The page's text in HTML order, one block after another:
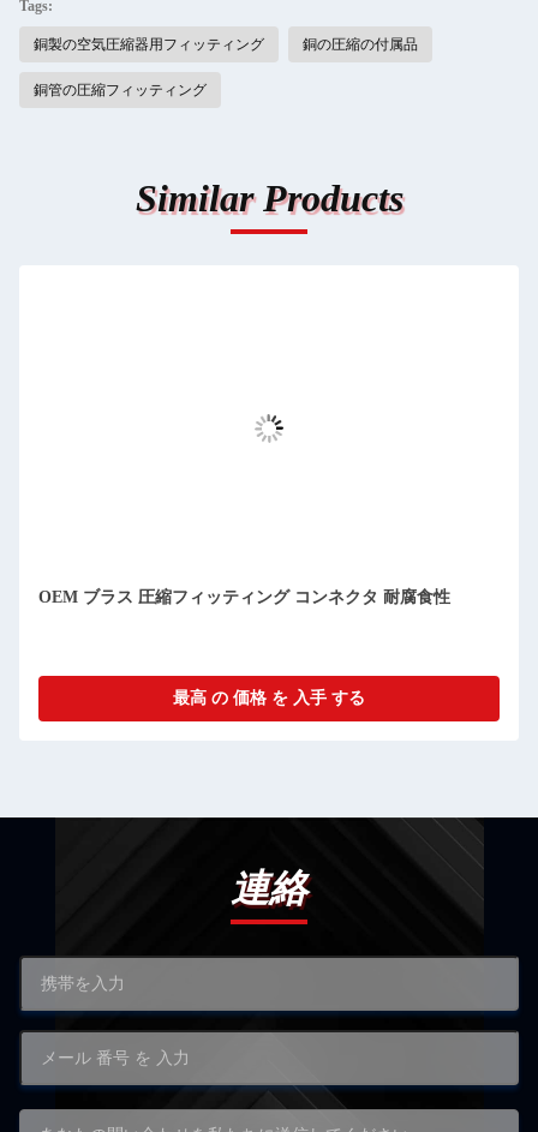
Tags:
銅製の空気圧縮器用フィッティング 銅の圧縮の付属品
銅管の圧縮フィッティング
Similar Products
OEM ブラス 圧縮フィッティング コンネクタ 耐腐食性
最高 の 価格 を 入手 する
連絡